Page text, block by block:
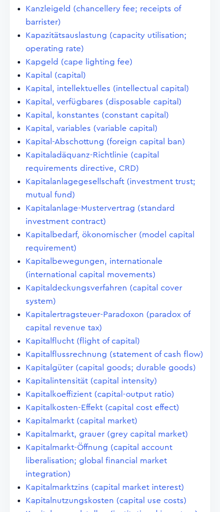
Kanzleigeld (chancellery fee; receipts of
barrister)
Kapazitätsauslastung (capacity utilisation;
operating rate)
Kapgeld (cape lighting fee)
Kapital (capital)
Kapital, intellektuelles (intellectual capital)
Kapital, verfügbares (disposable capital)
Kapital, konstantes (constant capital)
Kapital, variables (variable capital)
Kapital-Abschottung (foreign capital ban)
Kapitaladäquanz-Richtlinie (capital
requirements directive, CRD)
Kapitalanlagegesellschaft (investment trust;
mutual fund)
Kapitalanlage-Mustervertrag (standard
investment contract)
Kapitalbedarf, ökonomischer (model capital
requirement)
Kapitalbewegungen, internationale
(international capital movements)
Kapitaldeckungsverfahren (capital cover
system)
Kapitalertragsteuer-Paradoxon (paradox of
capital revenue tax)
Kapitalflucht (flight of capital)
Kapitalflussrechnung (statement of cash flow)
Kapitalgüter (capital goods; durable goods)
Kapitalintensität (capital intensity)
Kapitalkoeffizient (capital-output ratio)
Kapitalkosten-Effekt (capital cost effect)
Kapitalmarkt (capital market)
Kapitalmarkt, grauer (grey capital market)
Kapitalmarkt-Öffnung (capital account
liberalisation; global financial market
integration)
Kapitalmarktzins (capital market interest)
Kapitalnutzungskosten (capital use costs)